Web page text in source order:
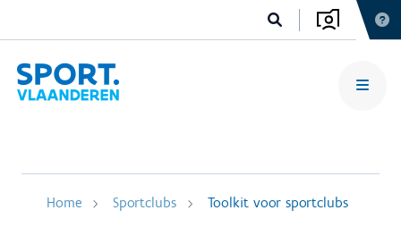
Home Sportclubs Toolkit voor sportclubs